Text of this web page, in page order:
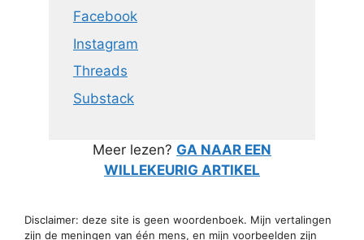
Facebook
Instagram
Threads
Substack
Meer lezen? GA NAAR EEN
WILLEKEURIG ARTIKEL
Disclaimer: deze site is geen woordenboek. Mijn vertalingen
zijn de meningen van één mens, en mijn voorbeelden zijn